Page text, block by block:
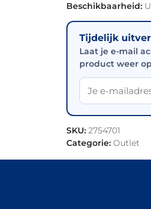
Beschikbaarheid:
Tijdelijk
Laat je e-mail
product weer
SKU: 2754701
Categorie: Outlet